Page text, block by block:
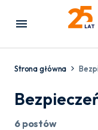
Strona główna
6 postów